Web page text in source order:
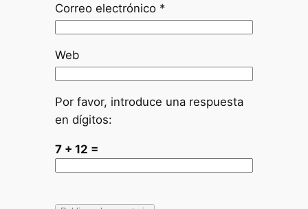
Correo electrónico *
Web
Por favor, introduce una respuesta
en dígitos:
7 + 12 =